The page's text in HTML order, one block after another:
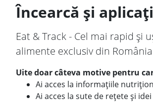
Încearcă și
Eat & Track - Cel mai rapid și
alimente exclusiv din România
Uite doar câteva motive pentru
Ai acces la informațiile
Ai acces la sute de rețete și